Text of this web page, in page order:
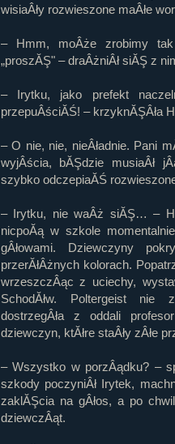
wisiaÂły rozwieszone maÂłe
– Hmm, moÂże zrobimy
„proszĂŞ" – draÂżniÂł siĂŞ z
– Irytku, jako prefekt
przepuÂściĂŚ! – krzyknĂŞÂła
– O nie, nie, nieÂładnie. Pani
wyjÂścia, bĂŞdzie musiaÂł
szybko odczepiaĂŚ
– Irytku, nie waÂż siĂŞ… –
nicpoĂą w szkole
gÂłowami. Dziewczyny
przerĂłÂżnych kolorach.
wrzeszczÂąc z uciechy,
SchodĂłw. Poltergeist nie
dostrzegÂła z oddali
dziewczyn, ktĂłre staÂły zÂłe
– Wszystko w porzÂądku? –
szkody poczyniÂł Irytek,
zaklĂŞcia na gÂłos, a po
dziewczÂąt.